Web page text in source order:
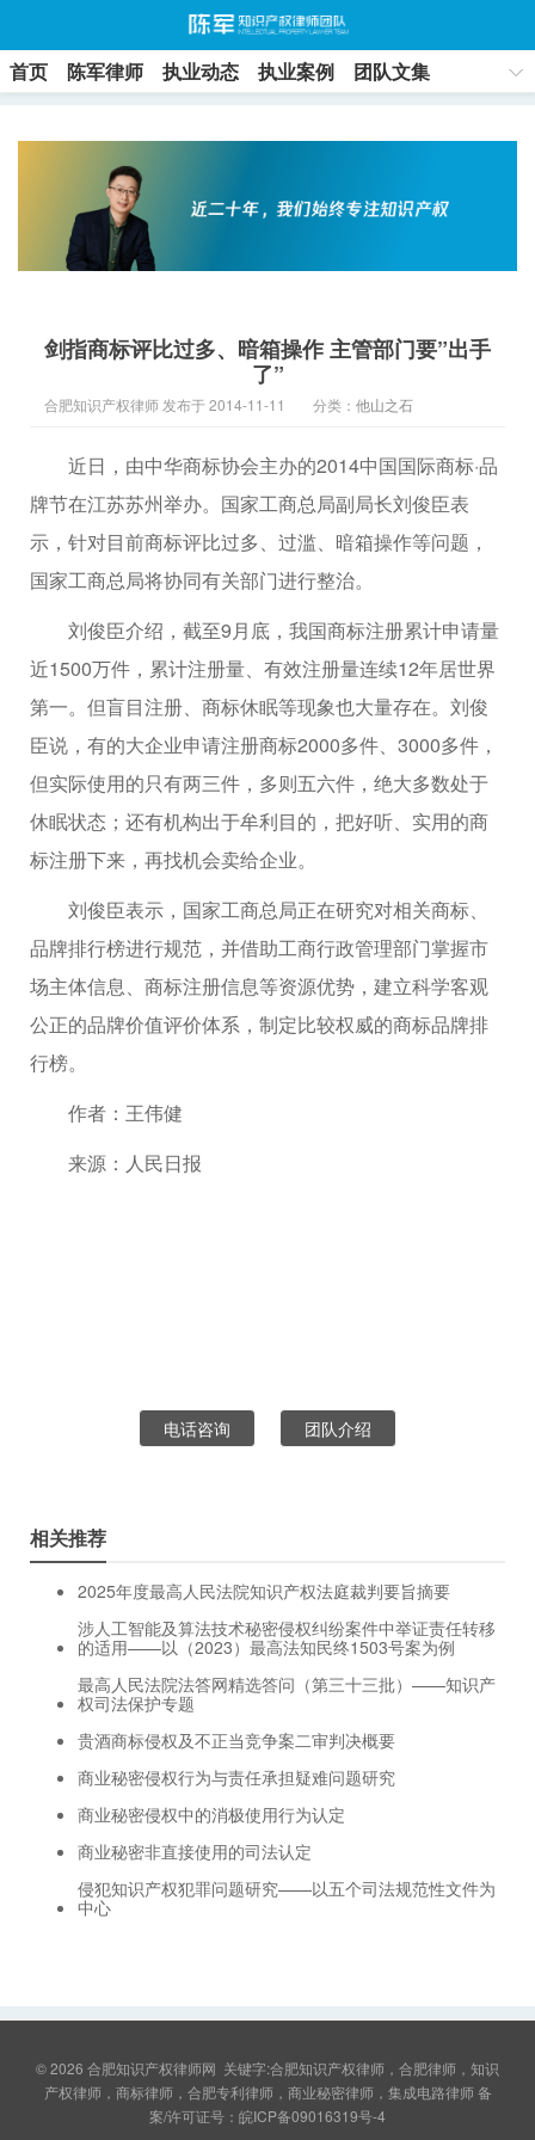
首页 陈军律师 执业动态 执业案例
团队文集
剑指商标评比过多、暗箱操作 主管部门要”出手
了”
合肥知识产权律师 发布于 2014-11-11 分类： 他山之石
近日，由中华商标协会主办的2014中国国际商标·品
牌节在江苏苏州举办。国家工商总局副局长刘俊臣表
示，针对目前商标评比过多、过滥、暗箱操作等问题，
国家工商总局将协同有关部门进行整治。
刘俊臣介绍，截至9月底，我国商标注册累计申请量
近1500万件，累计注册量、有效注册量连续12年居世界
第一。但盲目注册、商标休眠等现象也大量存在。刘俊
臣说，有的大企业申请注册商标2000多件、3000多件，
但实际使用的只有两三件，多则五六件，绝大多数处于
休眠状态；还有机构出于牟利目的，把好听、实用的商
标注册下来，再找机会卖给企业。
刘俊臣表示，国家工商总局正在研究对相关商标、
品牌排行榜进行规范，并借助工商行政管理部门掌握市
场主体信息、商标注册信息等资源优势，建立科学客观
公正的品牌价值评价体系，制定比较权威的商标品牌排
行榜。
作者：王伟健
来源：人民日报
电话咨询 团队介绍
相关推荐
2025年度最高人民法院知识产权法庭裁判要旨摘要
涉人工智能及算法技术秘密侵权纠纷案件中举证责任转移
的适用——以（2023）最高法知民终1503号案为例
最高人民法院法答网精选答问（第三十三批）——知识产
权司法保护专题
贵酒商标侵权及不正当竞争案二审判决概要
商业秘密侵权行为与责任承担疑难问题研究
商业秘密侵权中的消极使用行为认定
商业秘密非直接使用的司法认定
侵犯知识产权犯罪问题研究——以五个司法规范性文件为
中心
© 2026 合肥知识产权律师网 关键字:合肥知识产权律师，合肥律师，知识
产权律师，商标律师，合肥专利律师，商业秘密律师，集成电路律师 备
案/许可证号： 皖ICP备09016319号-4